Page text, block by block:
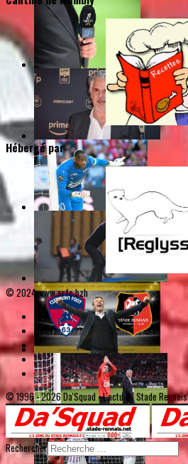
Hébergé par
© 2024 www.srfc.bzh
© 1996 - 2026 Da'Squad - L'actu du Stade Rennais
Rechercher